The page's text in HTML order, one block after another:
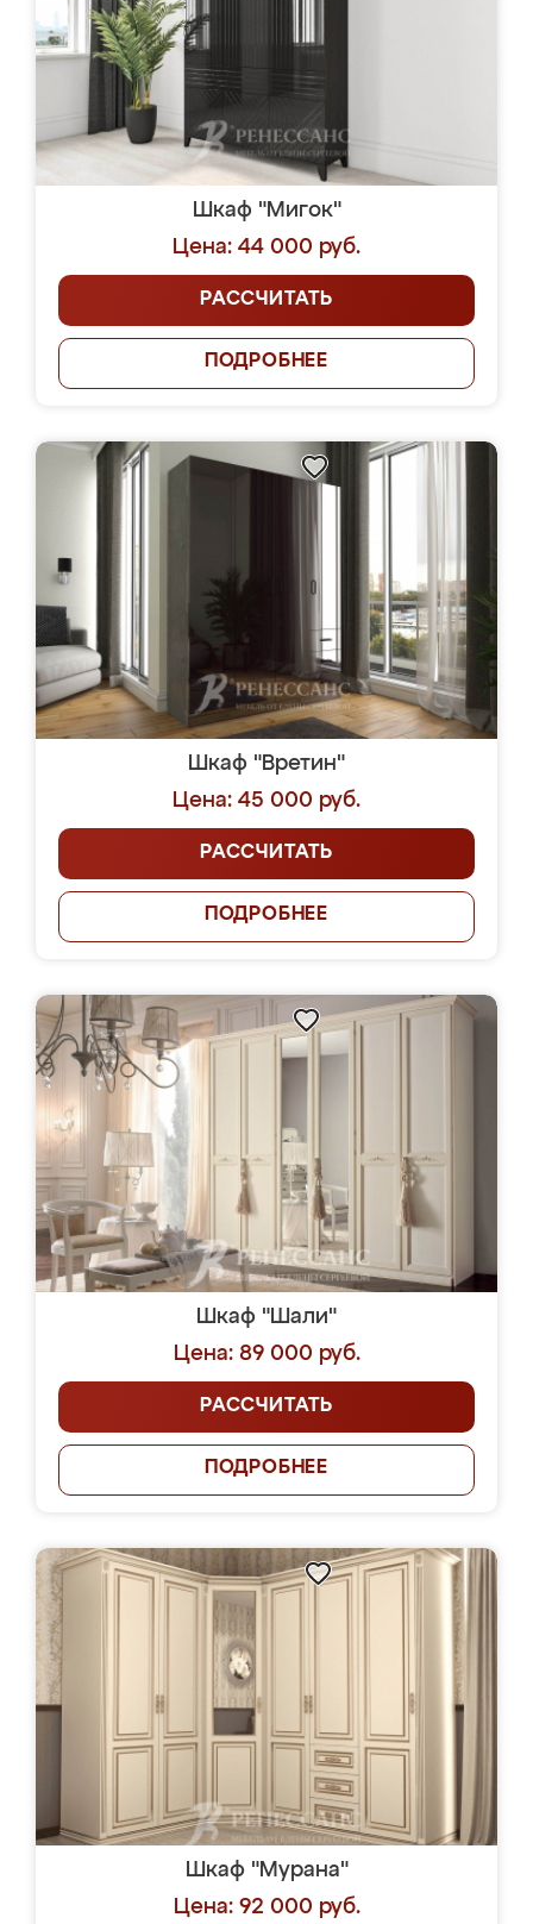
Шкаф "Мигок"
Цена: 44 000 руб.
РАССЧИТАТЬ
ПОДРОБНЕЕ
Шкаф "Вретин"
Цена: 45 000 руб.
РАССЧИТАТЬ
ПОДРОБНЕЕ
Шкаф "Шали"
Цена: 89 000 руб.
РАССЧИТАТЬ
ПОДРОБНЕЕ
Шкаф "Мурана"
Цена: 92 000 руб.